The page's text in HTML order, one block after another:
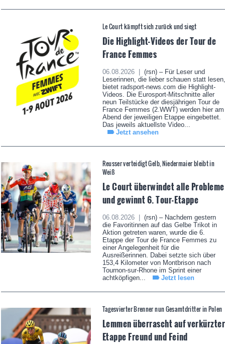
Le Court kämpft sich zurück und siegt
Die Highlight-Videos der Tour de
France Femmes
06.08.2026 |
(rsn) – Für Leser und
Leserinnen, die lieber schauen statt lesen,
bietet radsport-news.com die Highlight-
Videos. Die Eurosport-Mitschnitte aller
neun Teilstücke der diesjährigen Tour de
France Femmes (2.WWT) werden hier am
Abend der jeweiligen Etappe eingebettet.
Das jeweils aktuellste Video...
Jetzt ansehen
Reusser verteidigt Gelb, Niedermaier bleibt in
Weiß
Le Court überwindet alle Probleme
und gewinnt 6. Tour-Etappe
06.08.2026 |
(rsn) – Nachdem gestern
die Favoritinnen auf das Gelbe Trikot in
Aktion getreten waren, wurde die 6.
Etappe der Tour de France Femmes zu
einer Angelegenheit für die
Ausreißerinnen. Dabei setzte sich über
153,4 Kilometer von Montbrison nach
Tournon-sur-Rhone im Sprint einer
achtköpfigen...
Jetzt lesen
Tagesvierter Brenner nun Gesamtdritter in Polen
Lemmen überrascht auf verkürzter
Etappe Freund und Feind